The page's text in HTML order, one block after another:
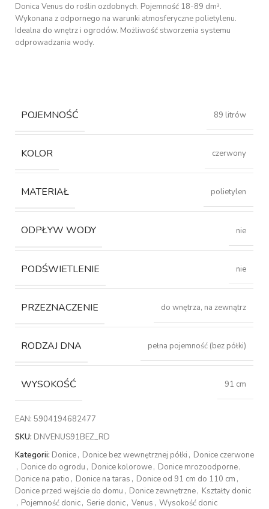
Donica Venus do roślin ozdobnych. Pojemność 18-89 dm³.
Wykonana z odpornego na warunki atmosferyczne polietylenu.
Idealna do wnętrz i ogrodów. Możliwość stworzenia systemu
odprowadzania wody.
POJEMNOŚĆ 89 litrów
KOLOR czerwony
MATERIAŁ polietylen
ODPŁYW WODY nie
PODŚWIETLENIE nie
PRZEZNACZENIE do wnętrza, na zewnątrz
RODZAJ DNA pełna pojemność (bez półki)
WYSOKOŚĆ 91 cm
EAN: 5904194682477
SKU: DNVENUS91BEZ_RD
Kategorii: Donice, Donice bez wewnętrznej półki , Donice czerwone
, Donice do ogrodu , Donice kolorowe, Donice mrozoodporne,
Donice na patio , Donice na taras , Donice od 91 cm do 110 cm ,
Donice przed wejście do domu , Donice zewnętrzne, Kształty donic
, Pojemność donic, Serie donic, Venus , Wysokość donic